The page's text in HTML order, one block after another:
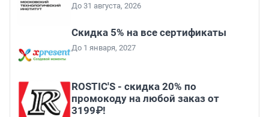
До 31 августа, 2026
Скидка 5% на все сертификаты
До 1 января, 2027
ROSTIC'S - скидка 20% по
промокоду на любой заказ от
3199₽!